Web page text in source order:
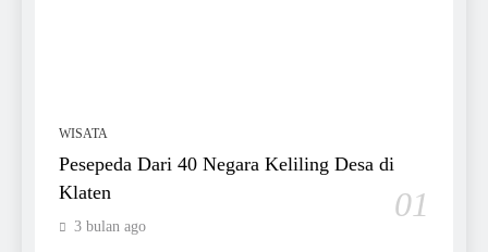
WISATA
Pesepeda Dari 40 Negara Keliling Desa di
Klaten
01
3 bulan ago